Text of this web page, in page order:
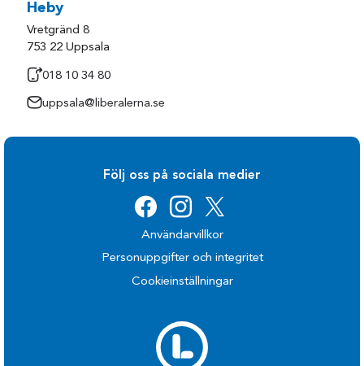
Heby
Vretgränd 8
753 22 Uppsala
018 10 34 80
uppsala@liberalerna.se
Följ oss på sociala medier
Användarvillkor
Personuppgifter och integritet
Cookieinställningar